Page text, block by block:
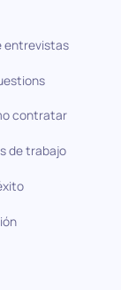
entrevistas
contratar
de trabajo